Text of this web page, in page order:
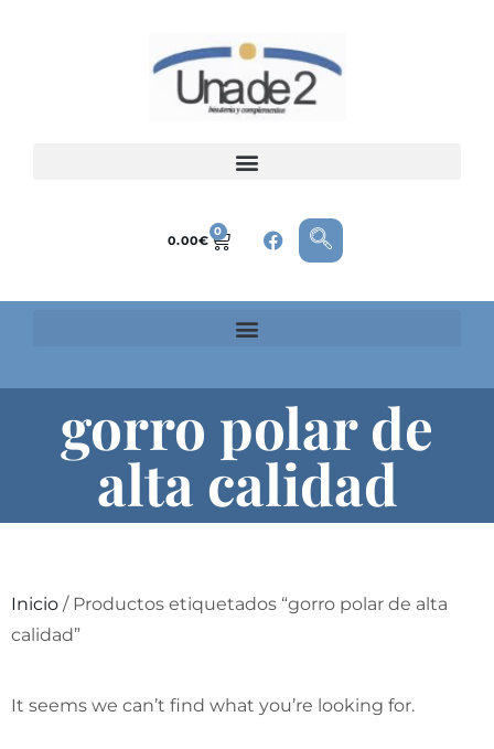
0.00€
0
gorro polar de
alta calidad
Inicio / Productos etiquetados “gorro polar de alta
calidad”
It seems we can’t find what you’re looking for.